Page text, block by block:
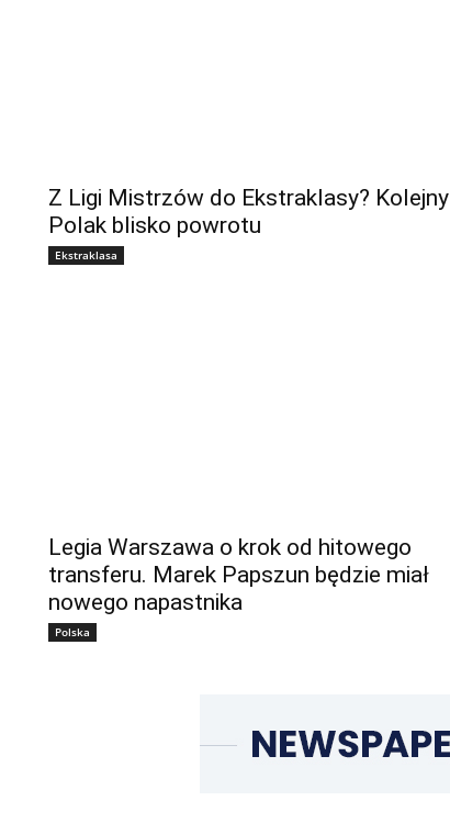
Z Ligi Mistrzów do Ekstraklasy? Kolejny
Polak blisko powrotu
Ekstraklasa
Legia Warszawa o krok od hitowego
transferu. Marek Papszun będzie miał
nowego napastnika
Polska